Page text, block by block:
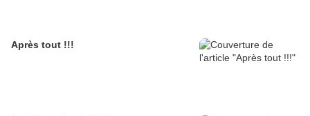
Après tout !!!